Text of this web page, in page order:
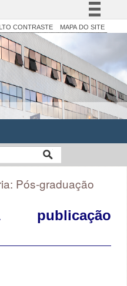
Simplifique!
Comunica BR
Participe
Acesso à informação
Legislação
Canais
CONTRASTE MAPA DO SITE
Pós-graduação
publicação